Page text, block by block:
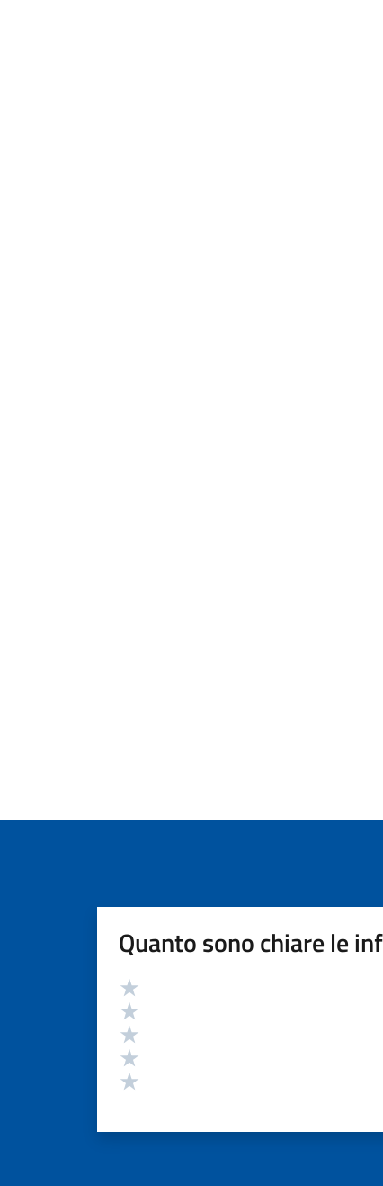
Quanto sono chiare le
Valutazione